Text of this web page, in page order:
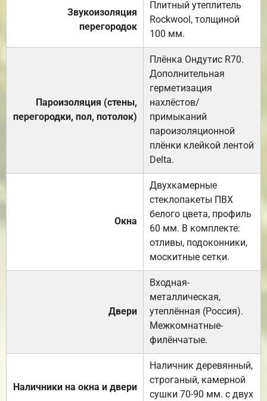
Звукоизоляция
перегородок
Плитный утеплитель
Rockwool, толщиной
100 мм.
Пароизоляция (стены,
перегородки, пол, потолок)
Плёнка Ондутис R70.
Дополнительная
герметизация
нахлёстов/
примыканий
пароизоляционной
плёнки клейкой лентой
Delta.
Окна
Двухкамерные
стеклопакеты ПВХ
белого цвета, профиль
60 мм. В комплекте:
отливы, подоконники,
москитные сетки.
Двери
Входная-
металлическая,
утеплённая (Россия).
Межкомнатные-
филёнчатые.
Наличники на окна и двери
Наличник деревянный,
строганый, камерной
сушки 70-90 мм. с двух